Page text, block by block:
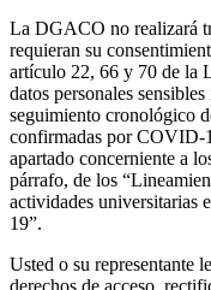
La DGACO no realizará
requieran su
artículo 22, 66 y 70 de la
datos personales
seguimiento cronológico
confirmadas por COVID-
apartado concerniente a
párrafo, de los
actividades universitarias
19”.
Usted o su representante